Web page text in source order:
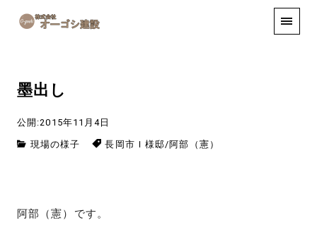
手しごと
墨出し
公開:2015年11月4日
現場の様子 長岡市Ｉ様邸/阿部（憲）
阿部（憲）です。